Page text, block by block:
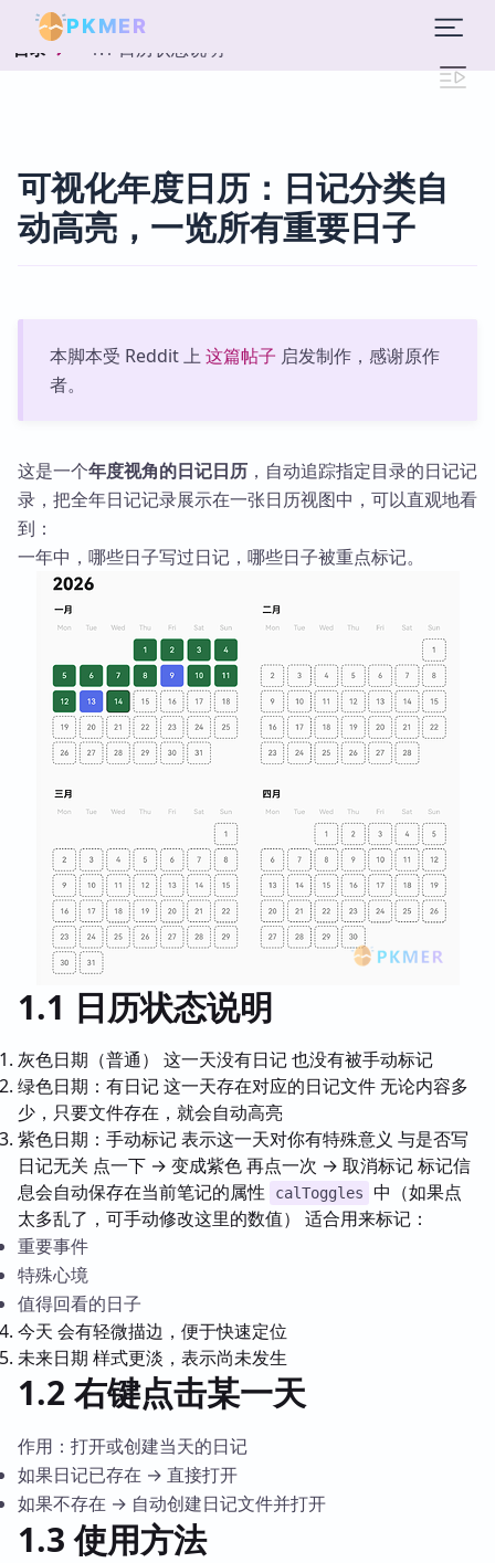
PKMER
目录 1.1 日历状态说明
可视化年度日历：日记分类自
动高亮，一览所有重要日子
本脚本受 Reddit 上 这篇帖子 启发制作，感谢原作
者。
这是一个年度视角的日记日历 ，自动追踪指定目录的日记记
录，把全年日记记录展示在一张日历视图中，可以直观地看
到：
一年中，哪些日子写过日记，哪些日子被重点标记。
1.1 日历状态说明
灰色日期（普通） 这一天没有日记 也没有被手动标记
绿色日期：有日记 这一天存在对应的日记文件 无论内容多
少，只要文件存在，就会自动高亮
紫色日期：手动标记 表示这一天对你有特殊意义 与是否写
日记无关 点一下 → 变成紫色 再点一次 → 取消标记 标记信
息会自动保存在当前笔记的属性
calToggles
中（如果点
太多乱了，可手动修改这里的数值） 适合用来标记：
重要事件
特殊心境
值得回看的日子
今天 会有轻微描边，便于快速定位
未来日期 样式更淡，表示尚未发生
1.2 右键点击某一天
作用：打开或创建当天的日记
如果日记已存在 → 直接打开
如果不存在 → 自动创建日记文件并打开
1.3 使用方法